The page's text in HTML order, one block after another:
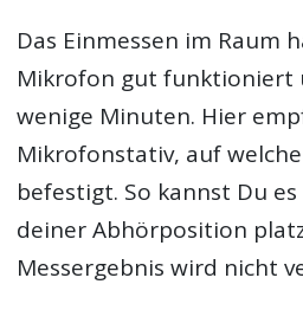
Das Einmessen im Raum
Mikrofon gut funktioniert
wenige Minuten. Hier
Mikrofonstativ, auf
befestigt. So kannst Du
deiner Abhörposition
Messergebnis wird nicht